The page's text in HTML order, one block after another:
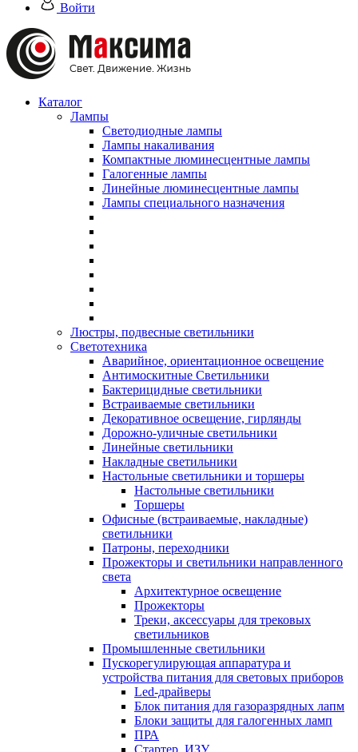
Войти
Каталог
Лампы
Светодиодные лампы
Лампы накаливания
Компактные люминесцентные лампы
Галогенные лампы
Линейные люминесцентные лампы
Лампы специального назначения
Люстры, подвесные светильники
Светотехника
Аварийное, ориентационное освещение
Антимоскитные Светильники
Бактерицидные светильники
Встраиваемые светильники
Декоративное освещение, гирлянды
Дорожно-уличные светильники
Линейные светильники
Накладные светильники
Настольные светильники и торшеры
Настольные светильники
Торшеры
Офисные (встраиваемые, накладные)
светильники
Патроны, переходники
Прожекторы и светильники направленного
света
Архитектурное освещение
Прожекторы
Треки, аксессуары для трековых
светильников
Промышленные светильники
Пускорегулирующая аппаратура и
устройства питания для световых приборов
Led-драйверы
Блок питания для газоразрядных лапм
Блоки защиты для галогенных ламп
ПРА
Стартер, ИЗУ